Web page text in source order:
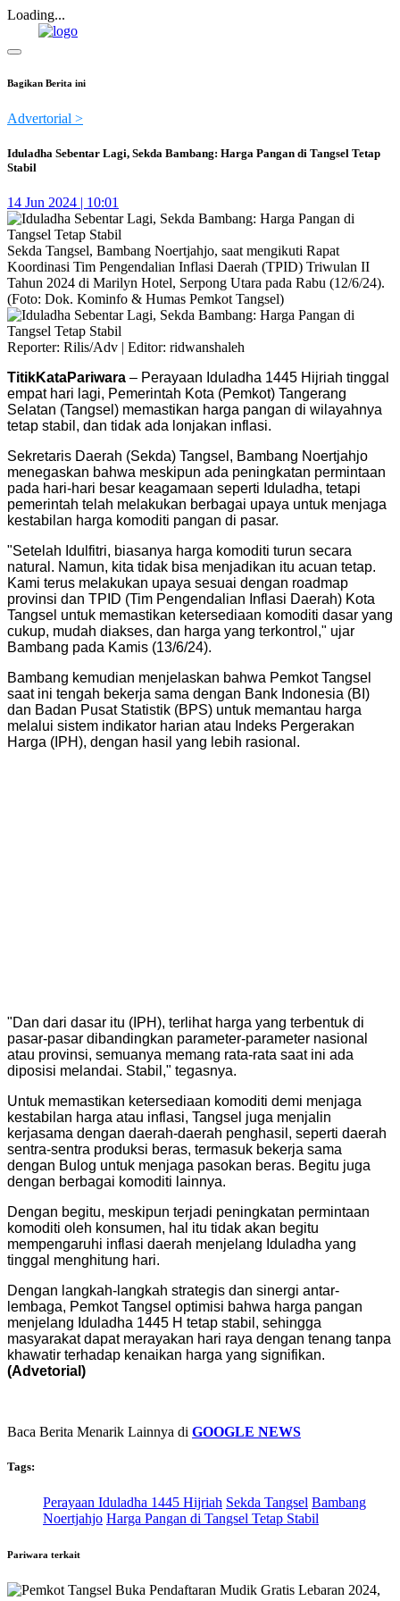
Loading...
Bagikan Berita ini
Advertorial >
Iduladha Sebentar Lagi, Sekda Bambang: Harga Pangan di Tangsel Tetap
Stabil
14 Jun 2024 | 10:01
Sekda Tangsel, Bambang Noertjahjo, saat mengikuti Rapat
Koordinasi Tim Pengendalian Inflasi Daerah (TPID) Triwulan II
Tahun 2024 di Marilyn Hotel, Serpong Utara pada Rabu (12/6/24).
(Foto: Dok. Kominfo & Humas Pemkot Tangsel)
Reporter: Rilis/Adv | Editor: ridwanshaleh
TitikKataPariwara – Perayaan Iduladha 1445 Hijriah tinggal
empat hari lagi, Pemerintah Kota (Pemkot) Tangerang
Selatan (Tangsel) memastikan harga pangan di wilayahnya
tetap stabil, dan tidak ada lonjakan inflasi.
Sekretaris Daerah (Sekda) Tangsel, Bambang Noertjahjo
menegaskan bahwa meskipun ada peningkatan permintaan
pada hari-hari besar keagamaan seperti Iduladha, tetapi
pemerintah telah melakukan berbagai upaya untuk menjaga
kestabilan harga komoditi pangan di pasar.
"Setelah Idulfitri, biasanya harga komoditi turun secara
natural. Namun, kita tidak bisa menjadikan itu acuan tetap.
Kami terus melakukan upaya sesuai dengan roadmap
provinsi dan TPID (Tim Pengendalian Inflasi Daerah) Kota
Tangsel untuk memastikan ketersediaan komoditi dasar yang
cukup, mudah diakses, dan harga yang terkontrol," ujar
Bambang pada Kamis (13/6/24).
Bambang kemudian menjelaskan bahwa Pemkot Tangsel
saat ini tengah bekerja sama dengan Bank Indonesia (BI)
dan Badan Pusat Statistik (BPS) untuk memantau harga
melalui sistem indikator harian atau Indeks Pergerakan
Harga (IPH), dengan hasil yang lebih rasional.
"Dan dari dasar itu (IPH), terlihat harga yang terbentuk di
pasar-pasar dibandingkan parameter-parameter nasional
atau provinsi, semuanya memang rata-rata saat ini ada
diposisi melandai. Stabil," tegasnya.
Untuk memastikan ketersediaan komoditi demi menjaga
kestabilan harga atau inflasi, Tangsel juga menjalin
kerjasama dengan daerah-daerah penghasil, seperti daerah
sentra-sentra produksi beras, termasuk bekerja sama
dengan Bulog untuk menjaga pasokan beras. Begitu juga
dengan berbagai komoditi lainnya.
Dengan begitu, meskipun terjadi peningkatan permintaan
komoditi oleh konsumen, hal itu tidak akan begitu
mempengaruhi inflasi daerah menjelang Iduladha yang
tinggal menghitung hari.
Dengan langkah-langkah strategis dan sinergi antar-
lembaga, Pemkot Tangsel optimisi bahwa harga pangan
menjelang Iduladha 1445 H tetap stabil, sehingga
masyarakat dapat merayakan hari raya dengan tenang tanpa
khawatir terhadap kenaikan harga yang signifikan.
(Advetorial)
Baca Berita Menarik Lainnya di GOOGLE NEWS
Tags:
Perayaan Iduladha 1445 Hijriah Sekda Tangsel Bambang
Noertjahjo Harga Pangan di Tangsel Tetap Stabil
Pariwara terkait